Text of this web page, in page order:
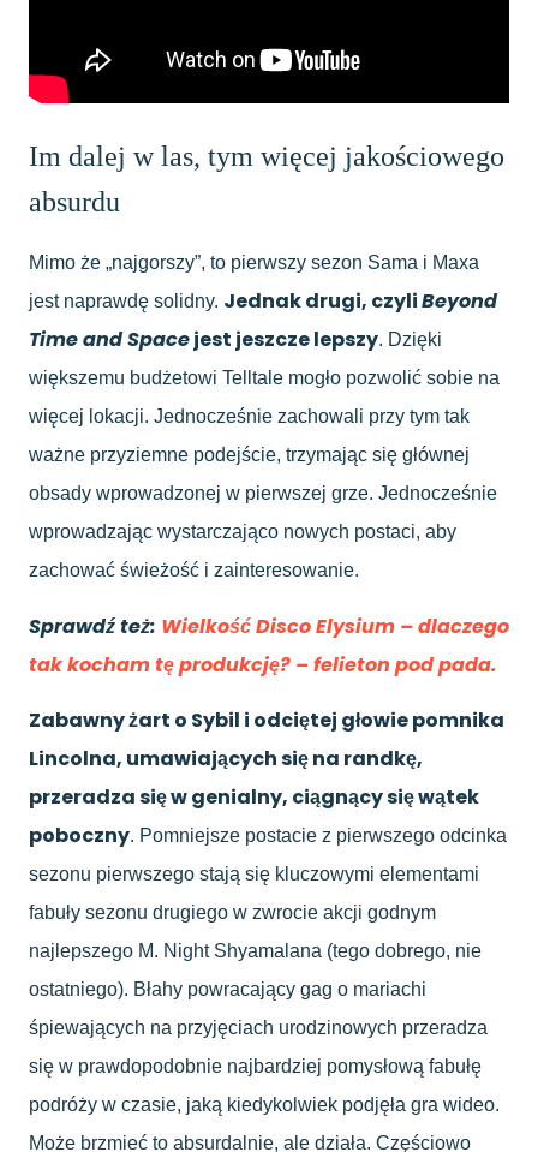
Im dalej w las, tym więcej jakościowego
absurdu
Mimo że „najgorszy”, to pierwszy sezon Sama i Maxa
jest naprawdę solidny. Jednak drugi, czyliBeyond
Time and Spacejest jeszcze lepszy. Dzięki
większemu budżetowi Telltale mogło pozwolić sobie na
więcej lokacji. Jednocześnie zachowali przy tym tak
ważne przyziemne podejście, trzymając się głównej
obsady wprowadzonej w pierwszej grze. Jednocześnie
wprowadzając wystarczająco nowych postaci, aby
zachować świeżość i zainteresowanie.
Sprawdź też: Wielkość Disco Elysium – dlaczego
tak kocham tę produkcję? – felieton pod pada.
Zabawny żart o Sybil i odciętej głowie pomnika
Lincolna, umawiających się na randkę,
przeradza się w genialny, ciągnący się wątek
poboczny. Pomniejsze postacie z pierwszego odcinka
sezonu pierwszego stają się kluczowymi elementami
fabuły sezonu drugiego w zwrocie akcji godnym
najlepszego M. Night Shyamalana (tego dobrego, nie
ostatniego). Błahy powracający gag o mariachi
śpiewających na przyjęciach urodzinowych przeradza
się w prawdopodobnie najbardziej pomysłową fabułę
podróży w czasie, jaką kiedykolwiek podjęła gra wideo.
Może brzmieć to absurdalnie, ale działa. Częściowo